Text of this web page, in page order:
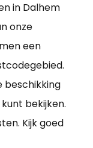
in Dalhem
onze
een
beschikking
bekijken.
Kijk goed